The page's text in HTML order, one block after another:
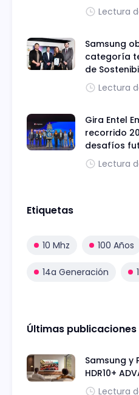
Lectura
Samsung
categoría
de
Lectura
Gira Entel
recorrido
desafíos
Lectura
Etiquetas
10 Mhz 100 Años
14a Generación
Últimas publicaciones
Samsung y
HDR10+
Lectura